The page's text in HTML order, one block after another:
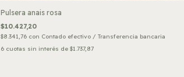
Pulsera anais rosa
$10.427,20
$8.341,76 con Contado efectivo / Transferencia bancaria
6 cuotas sin interés de$1.737,87